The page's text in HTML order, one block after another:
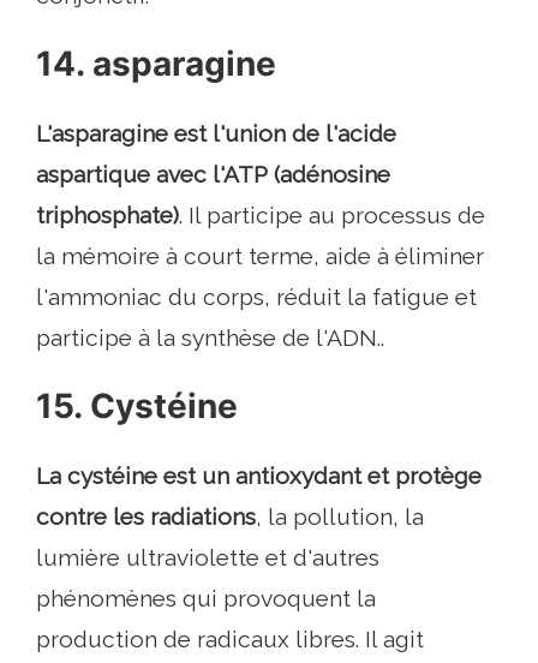
14. asparagine
L'asparagine est l'union de l'acide
aspartique avec l'ATP (adénosine
triphosphate). Il participe au processus de
la mémoire à court terme, aide à éliminer
l'ammoniac du corps, réduit la fatigue et
participe à la synthèse de l'ADN..
15. Cystéine
La cystéine est un antioxydant et protège
contre les radiations, la pollution, la
lumière ultraviolette et d'autres
phénomènes qui provoquent la
production de radicaux libres. Il agit